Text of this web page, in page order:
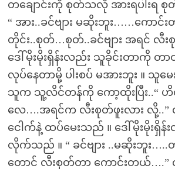
တချောင်းကို စုတ်သလို အားရပါးရ စု
“ အား..ခင်ဗျား မဆိုးဘူး……ကော
တိုင်း..စုတ်…စုတ်..ခင်ဗျား အရင် လီး
ဒေါ်မိုးမိုးရှိန်းလည်း သူခိုင်းတာကို တာ
လုပ်နေတာမို့ ပါးစပ် မအားဘူး ။ သူမေ
သူက သူ့လိင်တန်ကို ကော့ထိုးပြီး..“
လေ….အရင်က လီးစုတ်ဖူးလား လို့..”
ငေါက်နဲ့ ထပ်မေးသည် ။ ဒေါ်မိုးမိုးရှိန်း
လိုက်သည် ။ “ ခင်ဗျား ..မဆိုးဘူး…..
တောင် လီးစုတ်တာ ကောင်းတယ်….”